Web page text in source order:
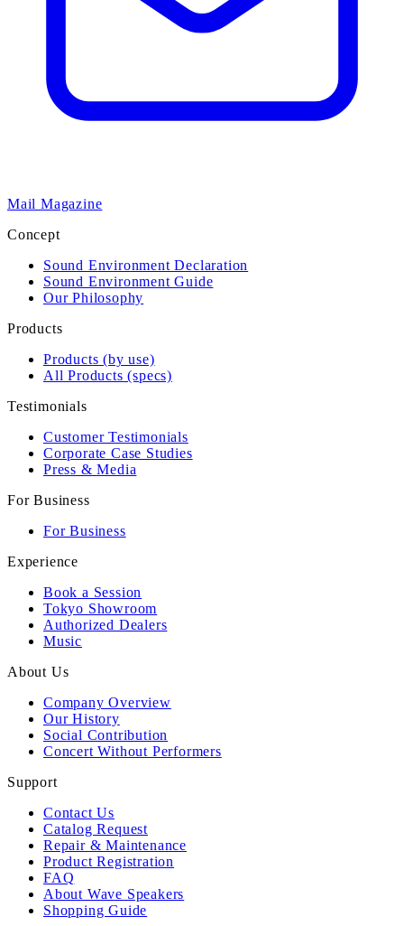
Mail Magazine
Concept
Sound Environment Declaration
Sound Environment Guide
Our Philosophy
Products
Products (by use)
All Products (specs)
Testimonials
Customer Testimonials
Corporate Case Studies
Press & Media
For Business
For Business
Experience
Book a Session
Tokyo Showroom
Authorized Dealers
Music
About Us
Company Overview
Our History
Social Contribution
Concert Without Performers
Support
Contact Us
Catalog Request
Repair & Maintenance
Product Registration
FAQ
About Wave Speakers
Shopping Guide